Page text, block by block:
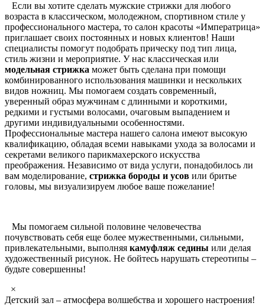
Если вы хотите сделать мужские стрижки для любого
возраста в классическом, молодежном, спортивном стиле у
профессионального мастера, то салон красоты «Императрица»
приглашает своих постоянных и новых клиентов! Наши
специалисты помогут подобрать прическу под тип лица,
стиль жизни и мероприятие. У нас классическая или
модельная стрижка может быть сделана при помощи
комбинированного использования машинки и нескольких
видов ножниц. Мы помогаем создать современный,
уверенный образ мужчинам с длинными и короткими,
редкими и густыми волосами, очаговым выпадением и
другими индивидуальными особенностями.
Профессиональные мастера нашего салона имеют высокую
квалификацию, обладая всеми навыками ухода за волосами и
секретами великого парикмахерского искусства
преображения. Независимо от вида услуги, понадобилось ли
вам моделирование, стрижка бороды и усов или бритье
головы, мы визуализируем любое ваше пожелание!
Мы помогаем сильной половине человечества
почувствовать себя еще более мужественными, сильными,
привлекательными, выполняя камуфляж седины или делая
художественный рисунок. Не бойтесь нарушать стереотипы –
будьте совершенны!
×
Детский зал – атмосфера волшебства и хорошего настроения!